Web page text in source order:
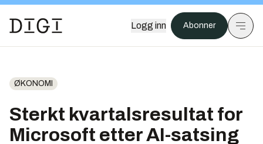
Logg inn Abonner
ØKONOMI
Sterkt kvartalsresultat for
Microsoft etter AI-satsing